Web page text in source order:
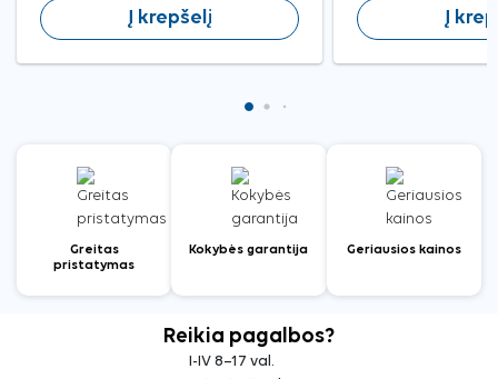
Į krepšelį Į
Greitas
pristatymas
Kokybės garantija Geriausios kainos
Reikia pagalbos?
I-IV 8–17 val.